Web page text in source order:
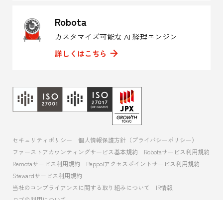
Robota
カスタマイズ可能な AI 経理エンジン
詳しくはこちら
セキュリティポリシー
個人情報保護方針（プライバシーポリシー）
ファーストアカウンティングサービス基本規約
Robotaサービス利用規約
Remotaサービス利用規約
Peppolアクセスポイントサービス利用規約
Stewardサービス利用規約
当社のコンプライアンスに関する取り組みについて
IR情報